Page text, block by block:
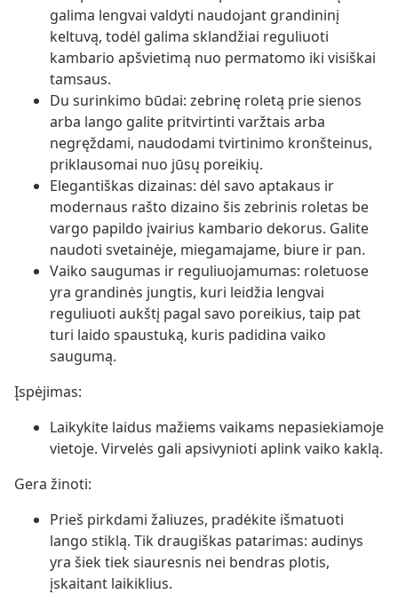
galima lengvai valdyti naudojant grandininį
keltuvą, todėl galima sklandžiai reguliuoti
kambario apšvietimą nuo permatomo iki visiškai
tamsaus.
Du surinkimo būdai: zebrinę roletą prie sienos
arba lango galite pritvirtinti varžtais arba
negręždami, naudodami tvirtinimo kronšteinus,
priklausomai nuo jūsų poreikių.
Elegantiškas dizainas: dėl savo aptakaus ir
modernaus rašto dizaino šis zebrinis roletas be
vargo papildo įvairius kambario dekorus. Galite
naudoti svetainėje, miegamajame, biure ir pan.
Vaiko saugumas ir reguliuojamumas: roletuose
yra grandinės jungtis, kuri leidžia lengvai
reguliuoti aukštį pagal savo poreikius, taip pat
turi laido spaustuką, kuris padidina vaiko
saugumą.
Įspėjimas:
Laikykite laidus mažiems vaikams nepasiekiamoje
vietoje. Virvelės gali apsivynioti aplink vaiko kaklą.
Gera žinoti:
Prieš pirkdami žaliuzes, pradėkite išmatuoti
lango stiklą. Tik draugiškas patarimas: audinys
yra šiek tiek siauresnis nei bendras plotis,
įskaitant laikiklius.